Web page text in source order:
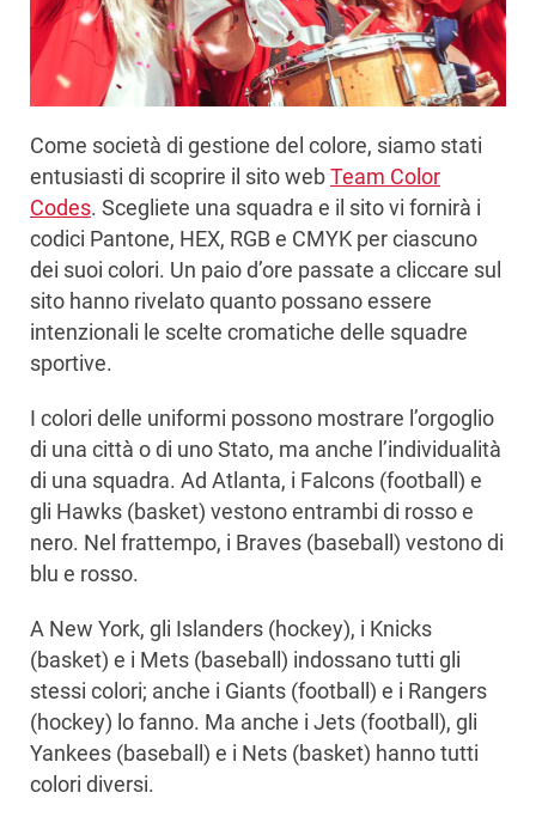
Come società di gestione del colore, siamo stati
entusiasti di scoprire il sito webTeam Color
Codes. Scegliete una squadra e il sito vi fornirà i
codici Pantone, HEX, RGB e CMYK per ciascuno
dei suoi colori. Un paio d’ore passate a cliccare sul
sito hanno rivelato quanto possano essere
intenzionali le scelte cromatiche delle squadre
sportive.
I colori delle uniformi possono mostrare l’orgoglio
di una città o di uno Stato, ma anche l’individualità
di una squadra. Ad Atlanta, i Falcons (football) e
gli Hawks (basket) vestono entrambi di rosso e
nero. Nel frattempo, i Braves (baseball) vestono di
blu e rosso.
A New York, gli Islanders (hockey), i Knicks
(basket) e i Mets (baseball) indossano tutti gli
stessi colori; anche i Giants (football) e i Rangers
(hockey) lo fanno. Ma anche i Jets (football), gli
Yankees (baseball) e i Nets (basket) hanno tutti
colori diversi.